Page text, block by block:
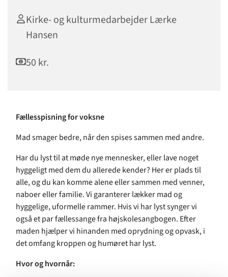
Kirke- og kulturmedarbejder Lærke
Hansen
50 kr.
Fællesspisning for voksne
Mad smager bedre, når den spises sammen med andre.
Har du lyst til at møde nye mennesker, eller lave noget
hyggeligt med dem du allerede kender? Her er plads til
alle, og du kan komme alene eller sammen med venner,
naboer eller familie. Vi garanterer lækker mad og
hyggelige, uformelle rammer. Hvis vi har lyst synger vi
også et par fællessange fra højskolesangbogen. Efter
maden hjælper vi hinanden med oprydning og opvask, i
det omfang kroppen og humøret har lyst.
Hvor og hvornår: